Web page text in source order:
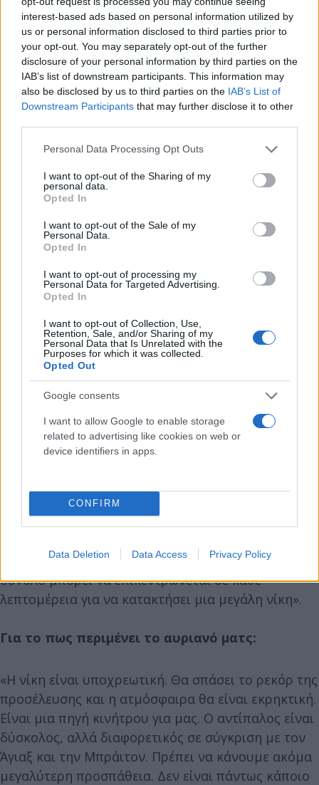
interest-based ads based on personal information utilized by
us or personal information disclosed to third parties prior to
your opt-out. You may separately opt-out of the further
disclosure of your personal information by third parties on the
IAB’s list of downstream participants. This information may
also be disclosed by us to third parties on the IAB’s List of
Downstream Participants that may further disclose it to other
Please note that this website/app uses one or more Google
not limited to your visit or usage behaviour. You may click to
grant or deny consent to Google and its third-party tags to
use your data for below specified purposes in below Google
consent section.
Personal Data Processing Opt Outs
I want to opt-out of the Sharing of my
personal data.
Opted In
I want to opt-out of the Sale of my
Personal Data.
Opted In
I want to opt-out of processing my
Personal Data for Targeted Advertising.
Opted In
I want to opt-out of Collection, Use,
Retention, Sale, and/or Sharing of my
Personal Data that Is Unrelated with the
Purposes for which it was collected.
Opted Out
Google consents
I want to allow Google to enable storage
related to advertising like cookies on web or
device identifiers in apps.
CONFIRM
Data Deletion Data Access Privacy Policy
και με την ηγετική του παρουσία, με τα
χαρακτηριστικά του είναι μοναδικός. Μας δίνει
κάτι διαφορετικό σε σχέση με τον Βερετού και τον
Ρονζιέ με την ικανότητά του να επιταχύνει το
παιχνίδι».
Για την εικόνα της Μαρσέιγ:
χαρούμενος με αυτά που βλέπω. Δεν υπάρχει κάτι
θετικό στις ήττες αλλά πραγματικά βλέπω πρόοδο
και τώρα είναι θέμα λεπτομερειών. Καταστρέφω...
κομμάτι, κάθε λεπτομέρεια μετράει. Έχουμε
αναλύσει προσεκτικά τον αντίπαλο, είναι πολύ
Αύριο είναι μια ευκαιρία να δείξουμε ότι αυτό το
σύνολο μπορεί να επικεντρώνεται σε κάθε
λεπτομέρεια για να κατακτήσει μια μεγάλη νίκη».
Για το πως περιμένει το αυριανό ματς:
«Η νίκη είναι υποχρεωτική. Θα σπάσει το ρεκόρ της
προσέλευσης και η ατμόσφαιρα θα είναι εκρηκτική.
Είναι μια πηγή κινήτρου για μας. Ο αντίπαλος είναι
δύσκολος, αλλά διαφορετικός σε σύγκριση με τον
Άγιαξ και την Μπράιτον. Πρέπει να κάνουμε ακόμα
μεγαλύτερη προσπάθεια. Δεν είναι πάντως κάποιο